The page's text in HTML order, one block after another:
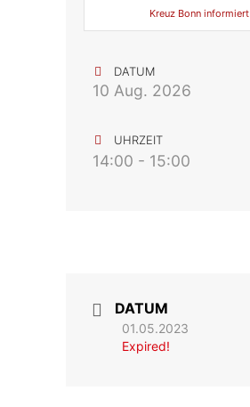
Kreuz Bonn informiert
DATUM
10 Aug. 2026
UHRZEIT
14:00 - 15:00
DATUM
01.05.2023
Expired!